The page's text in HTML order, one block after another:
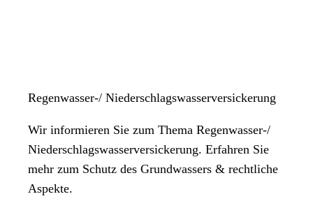
Regenwasser-/ Niederschlagswasserversickerung
Wir informieren Sie zum Thema Regenwasser-/
Niederschlagswasserversickerung. Erfahren Sie
mehr zum Schutz des Grundwassers & rechtliche
Aspekte.